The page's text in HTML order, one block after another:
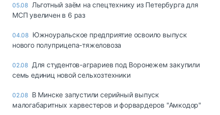
05.08 Льготный заём на спецтехнику из Петербурга для
МСП увеличен в 6 раз
04.08 Южноуральское предприятие освоило выпуск
нового полуприцепа-тяжеловоза
02.08 Для студентов-аграриев под Воронежем закупили
семь единиц новой сельхозтехники
02.08 В Минске запустили серийный выпуск
малогабаритных харвестеров и форвардеров "Амкодор"